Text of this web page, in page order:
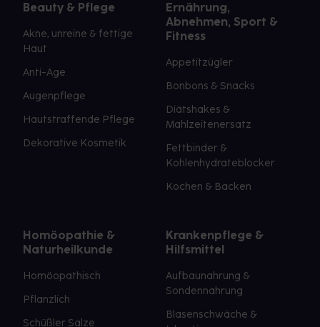
Beauty & Pflege
Akne, unreine & fettige
Haut
Anti-Age
Augenpflege
Hautstraffende Pflege
Dekorative Kosmetik
Ernährung,
Abnehmen, Sport &
Fitness
Appetitzügler
Bonbons & Snacks
Diätshakes &
Mahlzeitenersatz
Fettbinder &
Kohlenhydrateblocker
Kochen & Backen
Homöopathie &
Naturheilkunde
Homöopathisch
Pflanzlich
Schüßler Salze
Krankenpflege &
Hilfsmittel
Aufbaunahrung &
Sondennahrung
Blasenschwäche &